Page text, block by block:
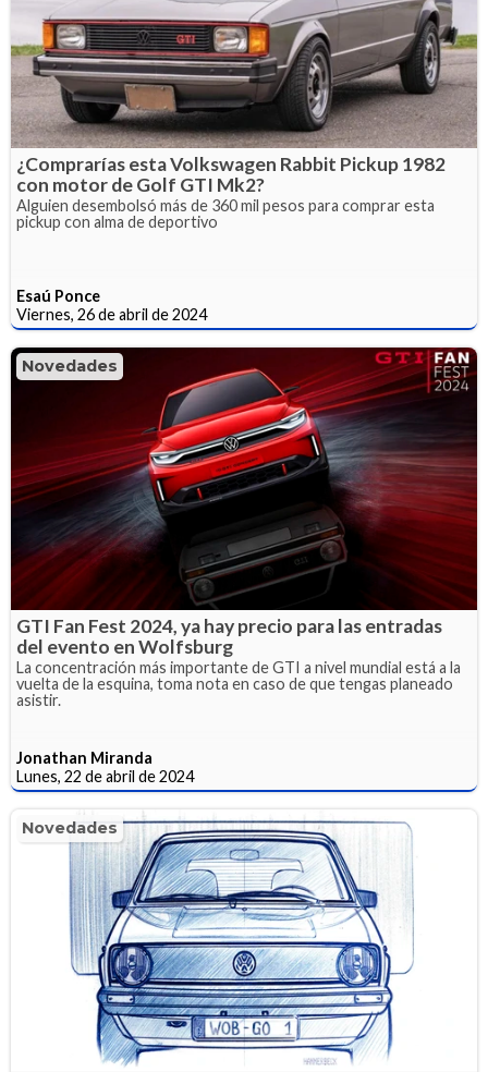
¿Comprarías esta Volkswagen Rabbit Pickup 1982
con motor de Golf GTI Mk2?
Alguien desembolsó más de 360 mil pesos para comprar esta
pickup con alma de deportivo
Esaú Ponce
Viernes, 26 de abril de 2024
Novedades
GTI Fan Fest 2024, ya hay precio para las entradas
del evento en Wolfsburg
La concentración más importante de GTI a nivel mundial está a la
vuelta de la esquina, toma nota en caso de que tengas planeado
asistir.
Jonathan Miranda
Lunes, 22 de abril de 2024
Novedades